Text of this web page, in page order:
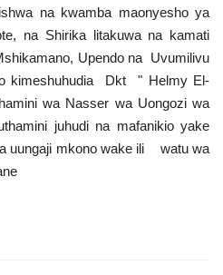
na kwamba maonyesho ya
na Shirika litakuwa na kamati
Upendo na Uvumilivu
kimeshuhudia Dkt " Helmy El-
wa Nasser wa Uongozi wa
juhudi na mafanikio yake
uungaji mkono wake ili watu wa